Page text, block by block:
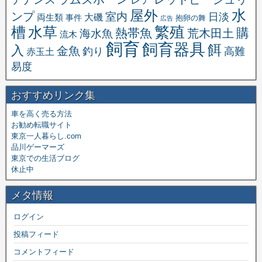
ンプ 両生類 事件 大磯 室内 屋外 広告 抱卵の舞 日淡 水
槽 水草 流木 海水魚 熱帯魚 繁殖 荒木田土 購
入 赤玉土 金魚 釣り 飼育飼育器具餌 高難
易度
おすすめリンク集
車を高く売る方法
お勧め転職サイト
東京一人暮らし.com
品川ゲーマーズ
東京での生活ブログ
休止中
メタ情報
ログイン
投稿フィード
コメントフィード